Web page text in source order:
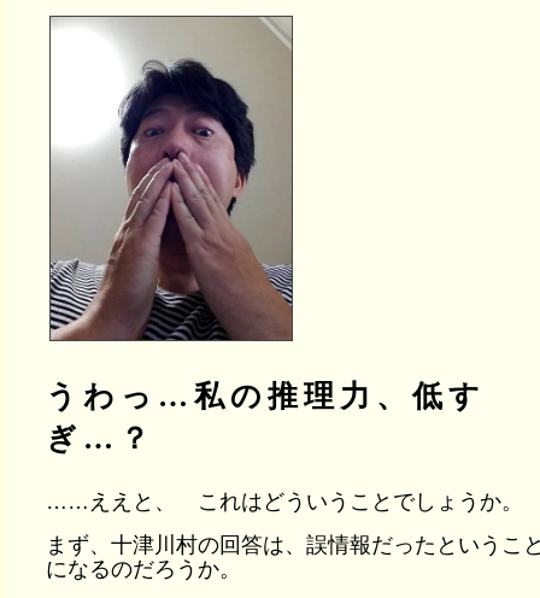
うわっ…私の推理力、低す
ぎ…？
……ええと、 これはどういうことでしょうか。
まず、十津川村の回答は、誤情報だったというこ
になるのだろうか。